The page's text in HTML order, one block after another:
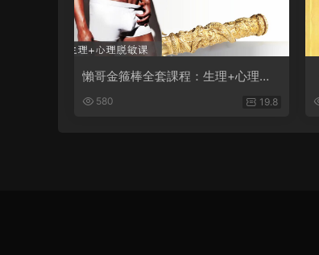
懶哥金箍棒全套課程：生理+心理脫
580 19.8